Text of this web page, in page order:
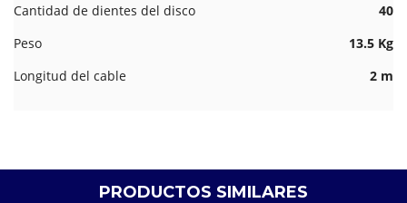
Cantidad de dientes del disco
40
Peso
13.5 Kg
Longitud del cable
2 m
PRODUCTOS SIMILARES